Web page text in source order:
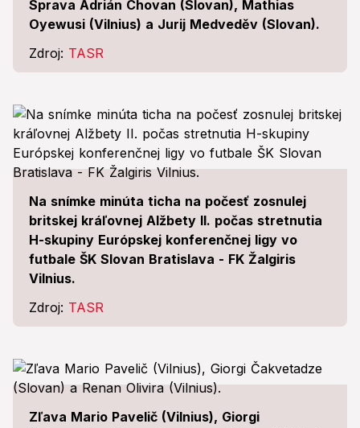
Sprava Adrián Chovan (Slovan), Mathias
Oyewusi (Vilnius) a Jurij Medveděv (Slovan).
Zdroj: TASR
Na snímke minúta ticha na počesť zosnulej
britskej kráľovnej Alžbety II. počas stretnutia
H-skupiny Európskej konferenčnej ligy vo
futbale ŠK Slovan Bratislava - FK Žalgiris
Vilnius.
Zdroj: TASR
Zľava Mario Pavelič (Vilnius), Giorgi